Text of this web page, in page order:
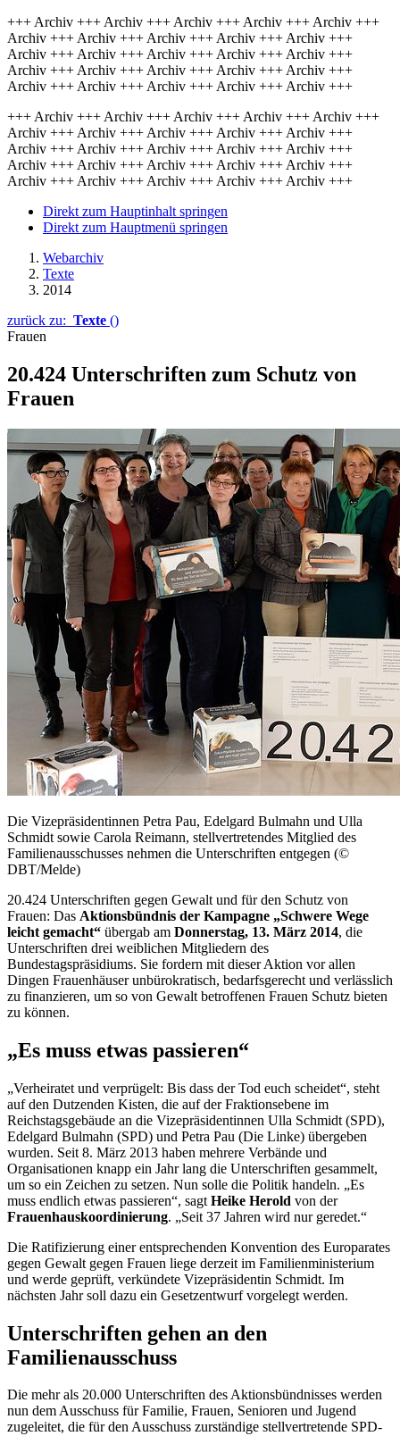
+++ Archiv +++ Archiv +++ Archiv +++ Archiv +++ Archiv +++
Archiv +++ Archiv +++ Archiv +++ Archiv +++ Archiv +++
Archiv +++ Archiv +++ Archiv +++ Archiv +++ Archiv +++
Archiv +++ Archiv +++ Archiv +++ Archiv +++ Archiv +++
Archiv +++ Archiv +++ Archiv +++ Archiv +++ Archiv +++
+++ Archiv +++ Archiv +++ Archiv +++ Archiv +++ Archiv +++
Archiv +++ Archiv +++ Archiv +++ Archiv +++ Archiv +++
Archiv +++ Archiv +++ Archiv +++ Archiv +++ Archiv +++
Archiv +++ Archiv +++ Archiv +++ Archiv +++ Archiv +++
Archiv +++ Archiv +++ Archiv +++ Archiv +++ Archiv +++
Direkt zum Hauptinhalt springen
Direkt zum Hauptmenü springen
Webarchiv
Texte
2014
zurück zu: Texte ()
Frauen
20.424 Unterschriften zum Schutz von
Frauen
Die Vizepräsidentinnen Petra Pau, Edelgard Bulmahn und Ulla
Schmidt sowie Carola Reimann, stellvertretendes Mitglied des
Familienausschusses nehmen die Unterschriften entgegen (©
DBT/Melde)
20.424 Unterschriften gegen Gewalt und für den Schutz von
Frauen: Das Aktionsbündnis der Kampagne „Schwere Wege
leicht gemacht“ übergab am Donnerstag, 13. März 2014, die
Unterschriften drei weiblichen Mitgliedern des
Bundestagspräsidiums. Sie fordern mit dieser Aktion vor allen
Dingen Frauenhäuser unbürokratisch, bedarfsgerecht und verlässlich
zu finanzieren, um so von Gewalt betroffenen Frauen Schutz bieten
zu können.
„Es muss etwas passieren“
„Verheiratet und verprügelt: Bis dass der Tod euch scheidet“, steht
auf den Dutzenden Kisten, die auf der Fraktionsebene im
Reichstagsgebäude an die Vizepräsidentinnen Ulla Schmidt (SPD),
Edelgard Bulmahn (SPD) und Petra Pau (Die Linke) übergeben
wurden. Seit 8. März 2013 haben mehrere Verbände und
Organisationen knapp ein Jahr lang die Unterschriften gesammelt,
um so ein Zeichen zu setzen. Nun solle die Politik handeln. „Es
muss endlich etwas passieren“, sagt Heike Herold von der
Frauenhauskoordinierung. „Seit 37 Jahren wird nur geredet.“
Die Ratifizierung einer entsprechenden Konvention des Europarates
gegen Gewalt gegen Frauen liege derzeit im Familienministerium
und werde geprüft, verkündete Vizepräsidentin Schmidt. Im
nächsten Jahr soll dazu ein Gesetzentwurf vorgelegt werden.
Unterschriften gehen an den
Familienausschuss
Die mehr als 20.000 Unterschriften des Aktionsbündnisses werden
nun dem Ausschuss für Familie, Frauen, Senioren und Jugend
zugeleitet, die für den Ausschuss zurständige stellvertretende SPD-